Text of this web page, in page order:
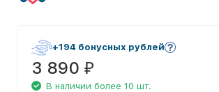
+194 бонусных рублей
3 890 ₽
В наличии более 10 шт.